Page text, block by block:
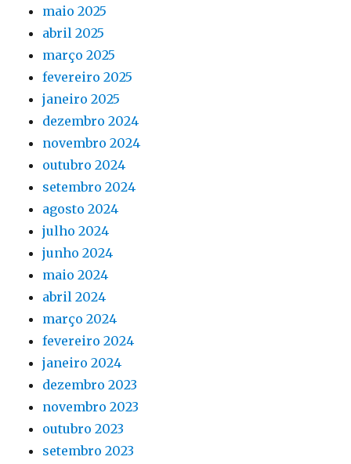
maio 2025
abril 2025
março 2025
fevereiro 2025
janeiro 2025
dezembro 2024
novembro 2024
outubro 2024
setembro 2024
agosto 2024
julho 2024
junho 2024
maio 2024
abril 2024
março 2024
fevereiro 2024
janeiro 2024
dezembro 2023
novembro 2023
outubro 2023
setembro 2023